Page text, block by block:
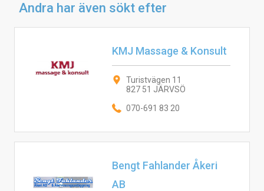
Andra har även sökt efter
KMJ Massage & Konsult
Turistvägen 11
827 51 JÄRVSÖ
070-691 83 20
Bengt Fahlander Åkeri
AB